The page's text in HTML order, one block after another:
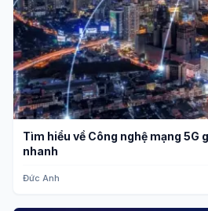
Tìm hiểu về Công nghệ mạng 5G
nhanh
Đức Anh